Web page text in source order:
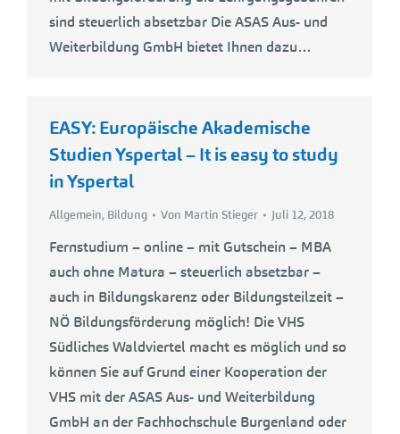
sind steuerlich absetzbar Die ASAS Aus- und
Weiterbildung GmbH bietet Ihnen dazu…
EASY: Europäische Akademische
Studien Yspertal – It is easy to study
in Yspertal
Allgemein, Bildung Von Martin Stieger Juli 12, 2018
Fernstudium – online – mit Gutschein – MBA
auch ohne Matura – steuerlich absetzbar –
auch in Bildungskarenz oder Bildungsteilzeit –
NÖ Bildungsförderung möglich! Die VHS
Südliches Waldviertel macht es möglich und so
können Sie auf Grund einer Kooperation der
VHS mit der ASAS Aus- und Weiterbildung
GmbH an der Fachhochschule Burgenland oder